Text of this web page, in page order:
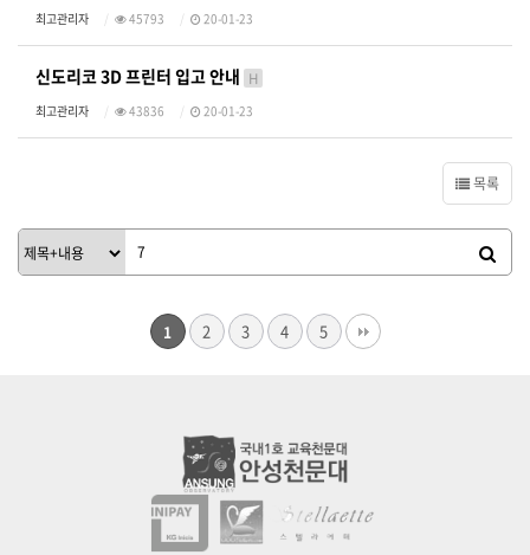
최고관리자 45793 20-01-23
신도리코 3D 프린터 입고 안내 H
최고관리자 43836 20-01-23
목록
1 2 3 4 5